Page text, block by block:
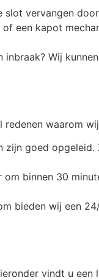
vervangen
een kapot
Wij
waarom
zijn goed
binnen 30
bieden wij een
vindt u